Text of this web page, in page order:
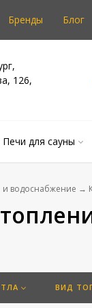
Бренды Блог
126,
Печи для сауны
водоснабжение →
ВИД